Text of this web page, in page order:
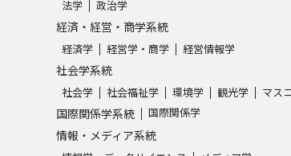
オープンキャンパス検索
来場型・Web型イベント特集
法学 政治学
経済・経営・商学系統
経済学 経営学・商学 経営情報学
社会学系統
社会学 社会福祉学 環境学 観光学 マス
国際関係学系統 国際関係学
情報・メディア系統